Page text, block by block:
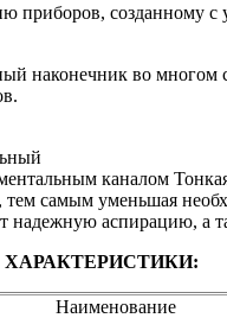
созданному с
наконечник во многом
каналом
тем самым уменьшая
надежную аспирацию, а
Наименование